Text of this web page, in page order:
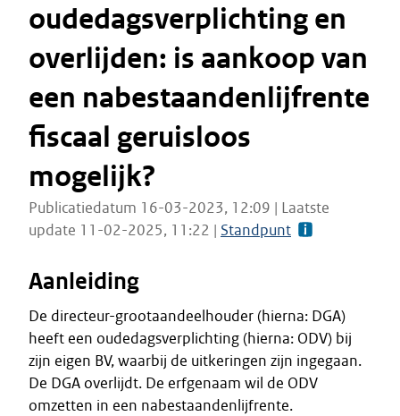
oudedagsverplichting en
overlijden: is aankoop van
een nabestaandenlijfrente
fiscaal geruisloos
mogelijk?
Publicatiedatum 16-03-2023, 12:09 | Laatste
update 11-02-2025, 11:22 | Standpunt
Aanleiding
De directeur-grootaandeelhouder (hierna: DGA)
heeft een oudedagsverplichting (hierna: ODV) bij
zijn eigen BV, waarbij de uitkeringen zijn ingegaan.
De DGA overlijdt. De erfgenaam wil de ODV
omzetten in een nabestaandenlijfrente.